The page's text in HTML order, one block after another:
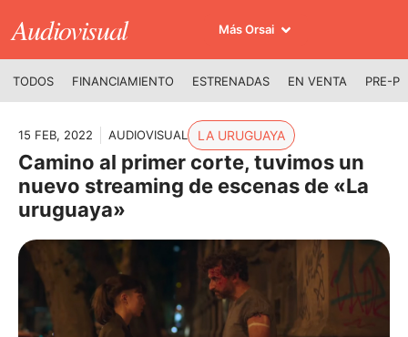
Audiovisual Más Orsai
TODOS FINANCIAMIENTO ESTRENADAS EN VENTA PRE-
15 FEB, 2022 AUDIOVISUAL LA URUGUAYA
Camino al primer corte, tuvimos un
nuevo streaming de escenas de «La
uruguaya»